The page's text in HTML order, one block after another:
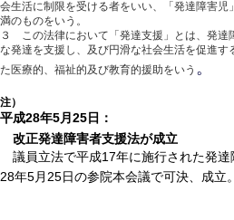
会生活に制限を受ける者をいい、「発達障害
満のものをいう。
３ この法律において「発達支援」とは、発達
な発達を支援し、及び円滑な社会生活を促進す
た医療的、福祉的及び教育的援助をいう 。
注）
平成28年5月25日：
改正発達障害者支援法が成立
議員立法で平成17年に施行された発
28年5月25日の参院本会議で可決、成立。